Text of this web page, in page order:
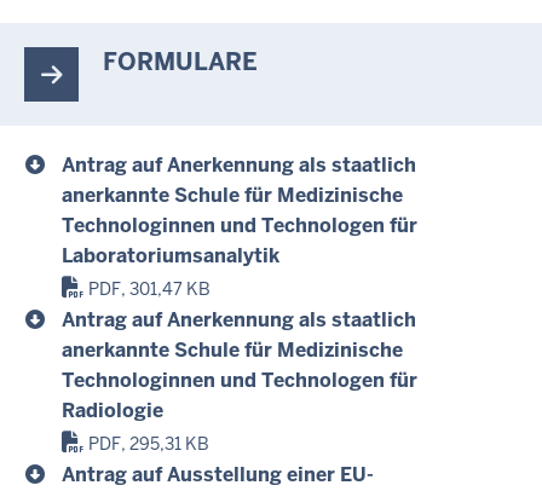
FORMULARE
Antrag auf Anerkennung als staatlich
anerkannte Schule für Medizinische
Technologinnen und Technologen für
Laboratoriumsanalytik
PDF, 301,47 KB
Antrag auf Anerkennung als staatlich
anerkannte Schule für Medizinische
Technologinnen und Technologen für
Radiologie
PDF, 295,31 KB
Antrag auf Ausstellung einer EU-